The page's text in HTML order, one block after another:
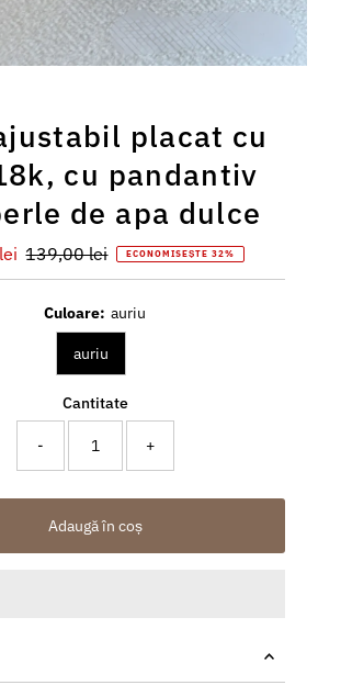
placat cu
cu pandantiv
de apa dulce
Preț
întreg
139,00 lei ECONOMISEȘTE 32%
Culoare: auriu
auriu
Cantitate
- +
Adaugă în coș